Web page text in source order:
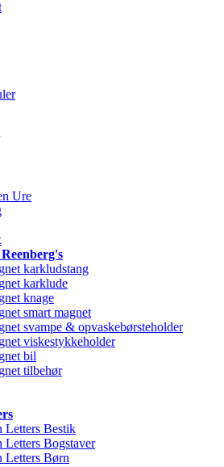
Ure
karkludstang
karklude
knage
smart magnet
svampe & opvaskebørsteholder
viskestykkeholder
bil
tilbehør
Letters Bestik
Letters Bogstaver
Letters Børn